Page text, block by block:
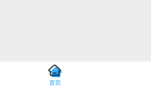
首页